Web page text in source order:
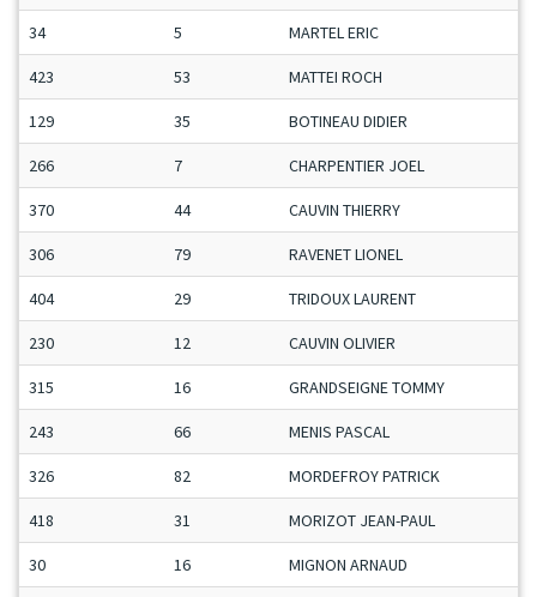
34 5 MARTEL ERIC
423 53 MATTEI ROCH
129 35 BOTINEAU DIDIER
266 7 CHARPENTIER JOEL
370 44 CAUVIN THIERRY
306 79 RAVENET LIONEL
404 29 TRIDOUX LAURENT
230 12 CAUVIN OLIVIER
315 16 GRANDSEIGNE TOMMY
243 66 MENIS PASCAL
326 82 MORDEFROY PATRICK
418 31 MORIZOT JEAN-PAUL
30 16 MIGNON ARNAUD